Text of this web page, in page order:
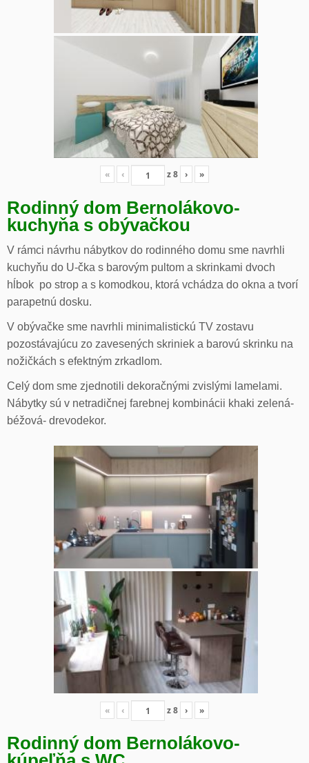
« ‹ z8 › »
Rodinný dom Bernolákovo-
kuchyňa s obývačkou
V rámci návrhu nábytkov do rodinného domu sme navrhli
kuchyňu do U-čka s barovým pultom a skrinkami dvoch
hĺbok po strop a s komodkou, ktorá vchádza do okna a tvorí
parapetnú dosku.
V obývačke sme navrhli minimalistickú TV zostavu
pozostávajúcu zo zavesených skriniek a barovú skrinku na
nožičkách s efektným zrkadlom.
Celý dom sme zjednotili dekoračnými zvislými lamelami.
Nábytky sú v netradičnej farebnej kombinácii khaki zelená-
béžová- drevodekor.
« ‹ z8 › »
Rodinný dom Bernolákovo-